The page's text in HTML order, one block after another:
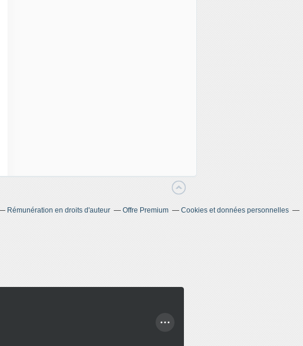
Rémunération en droits d'auteur Offre Premium
Cookies et données personnelles